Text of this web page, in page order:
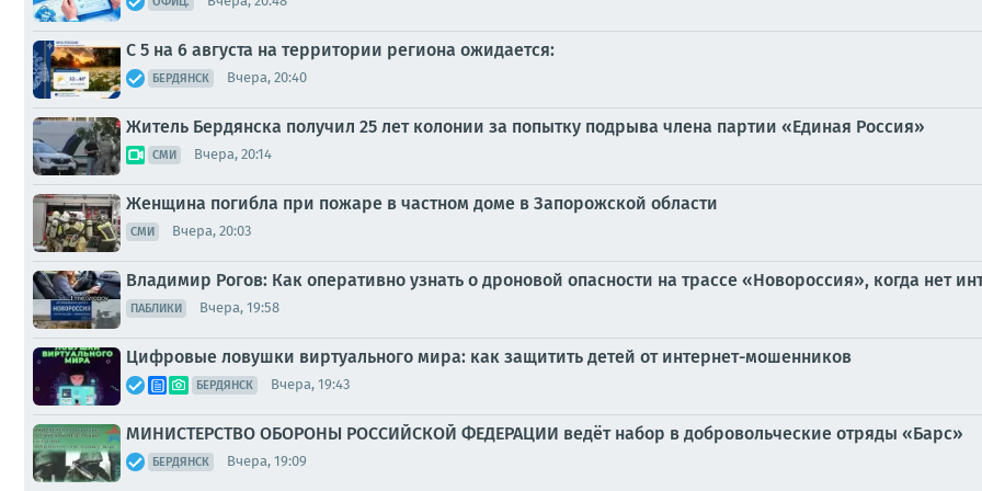
С 5 на 6 августа на территории региона ожидается:
БЕРДЯНСК Вчера, 20:40
Житель Бердянска получил 25 лет колонии за попытку подрыва члена партии «Единая Россия»
СМИ Вчера, 20:14
Женщина погибла при пожаре в частном доме в Запорожской области
СМИ Вчера, 20:03
Владимир Рогов: Как оперативно узнать о дроновой опасности на трассе «Новороссия», когда нет
ПАБЛИКИ Вчера, 19:58
Цифровые ловушки виртуального мира: как защитить детей от интернет-мошенников
БЕРДЯНСК Вчера, 19:43
МИНИСТЕРСТВО ОБОРОНЫ РОССИЙСКОЙ ФЕДЕРАЦИИ ведёт набор в добровольческие отряды «Барс»
БЕРДЯНСК Вчера, 19:09